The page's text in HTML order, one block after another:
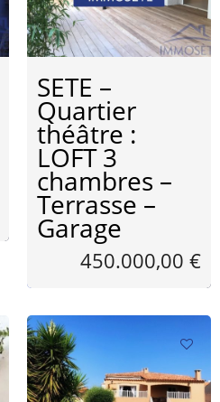
SETE –
Quartier
théâtre :
LOFT 3
chambres –
Terrasse –
Garage
450.000,00 €